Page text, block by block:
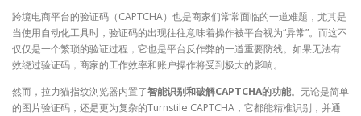
跨境电商平台的验证码（CAPTCHA）也是商家们常常面临的一道难题，尤其是
当使用自动化工具时，验证码的出现往往意味着操作被平台视为“异常”。而这不
仅仅是一个繁琐的验证过程，它也是平台反作弊的一道重要防线。如果无法有
效绕过验证码，商家的工作效率和账户操作将受到极大的影响。
然而，拉力猫指纹浏览器内置了智能识别和破解CAPTCHA的功能。无论是简单
的图片验证码，还是更为复杂的Turnstile CAPTCHA，它都能精准识别，并通